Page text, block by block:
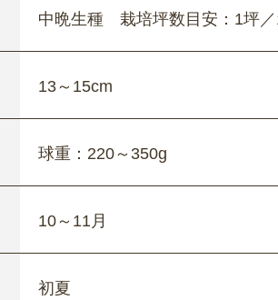
中晩生種 栽培坪数目安：1坪
13～15cm
球重：220～350g
10～11月
初夏